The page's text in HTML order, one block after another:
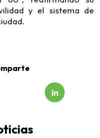
y el sistema de